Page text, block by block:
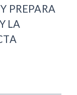
PREPARA
LA